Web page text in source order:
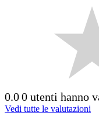
0.00 utenti hanno
Vedi tutte le valutazioni